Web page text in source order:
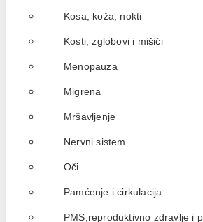
Kosa, koža, nokti
Kosti, zglobovi i mišići
Menopauza
Migrena
Mršavljenje
Nervni sistem
Oči
Pamćenje i cirkulacija
PMS,reproduktivno zdravlje i